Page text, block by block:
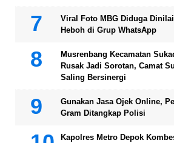
Viral Foto MBG Diduga
Heboh di Grup WhatsApp
Musrenbang Kecamatan
Rusak Jadi Sorotan, Camat
Saling Bersinergi
Gunakan Jasa Ojek Online,
Gram Ditangkap Polisi
Kapolres Metro Depok